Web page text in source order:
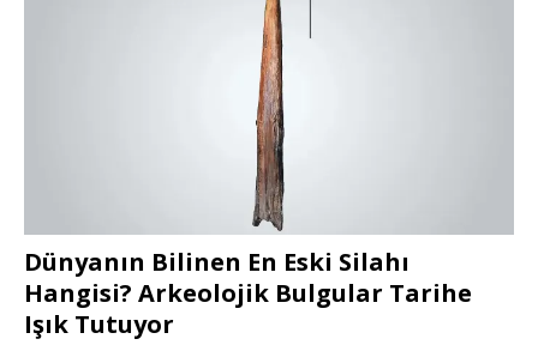
Dünyanın Bilinen En Eski Silahı
Hangisi? Arkeolojik Bulgular Tarihe
Işık Tutuyor